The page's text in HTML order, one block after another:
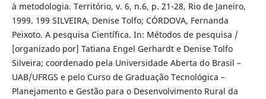
à metodologia. Território, v. 6, n.6, p. 21-28, Rio de Janeiro,
1999. 199 SILVEIRA, Denise Tolfo; CÓRDOVA, Fernanda
Peixoto. A pesquisa Científica. In: Métodos de pesquisa /
[organizado por] Tatiana Engel Gerhardt e Denise Tolfo
Silveira; coordenado pela Universidade Aberta do Brasil –
UAB/UFRGS e pelo Curso de Graduação Tecnológica –
Planejamento e Gestão para o Desenvolvimento Rural da